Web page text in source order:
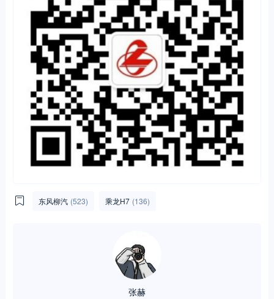
东风柳汽 (523) 乘龙H7 (136)
张赫